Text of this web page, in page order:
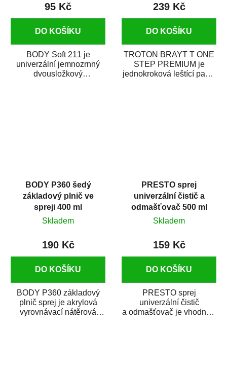
95 Kč
DO KOŠÍKU
BODY Soft 211 je
univerzální jemnozrnný
dvousložkový
239 Kč
DO KOŠÍKU
TROTON BRAYT T ONE
STEP PREMIUM je
jednokroková leštící pasta
BODY P360 šedý
základový plnič ve
spreji 400 ml
Skladem
190 Kč
DO KOŠÍKU
BODY P360 základový
plnič sprej je akrylová
vyrovnávací nátěrová
PRESTO sprej
univerzální čistič a
odmašťovač 500 ml
Skladem
159 Kč
DO KOŠÍKU
PRESTO sprej
univerzální čistič
a odmašťovač je vhodný k